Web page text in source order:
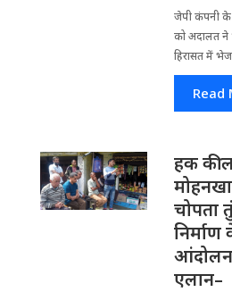
जेपी कंपनी के
को अदालत ने
हिरासत में
Read
हक की
चोपता
एलान–